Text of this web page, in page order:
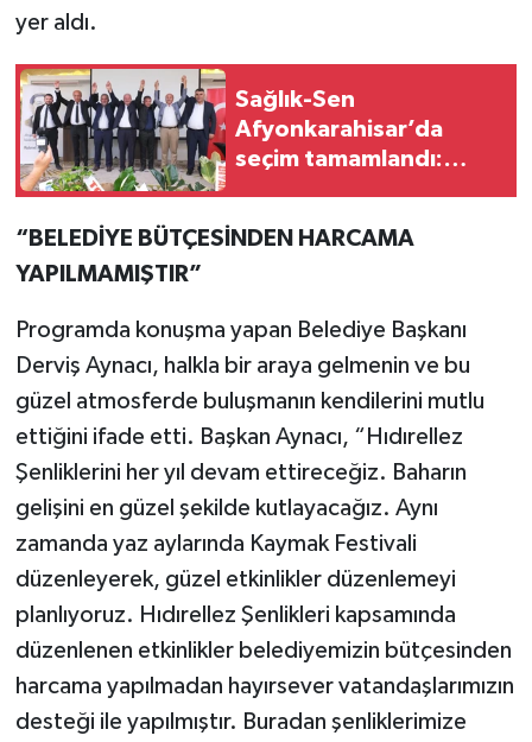
yer aldı.
Sağlık-Sen
Afyonkarahisar’da
seçim tamamlandı:
“BELEDİYE BÜTÇESİNDEN HARCAMA
YAPILMAMIŞTIR”
Programda konuşma yapan Belediye Başkanı
Derviş Aynacı, halkla bir araya gelmenin ve bu
güzel atmosferde buluşmanın kendilerini mutlu
ettiğini ifade etti. Başkan Aynacı, “Hıdırellez
Şenliklerini her yıl devam ettireceğiz. Baharın
gelişini en güzel şekilde kutlayacağız. Aynı
zamanda yaz aylarında Kaymak Festivali
düzenleyerek, güzel etkinlikler düzenlemeyi
planlıyoruz. Hıdırellez Şenlikleri kapsamında
düzenlenen etkinlikler belediyemizin bütçesinden
harcama yapılmadan hayırsever vatandaşlarımızın
desteği ile yapılmıştır. Buradan şenliklerimize